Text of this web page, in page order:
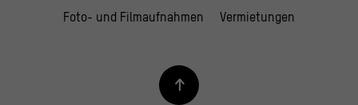
Foto- und Filmaufnahmen Vermietungen